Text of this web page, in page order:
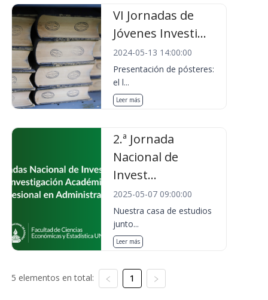
VI Jornadas de
Jóvenes Investi...
2024-05-13 14:00:00
Presentación de pósteres:
el l...
Leer más
2.ª Jornada
Nacional de
Invest...
2025-05-07 09:00:00
Nuestra casa de estudios
junto...
Leer más
5 elementos en total: 1